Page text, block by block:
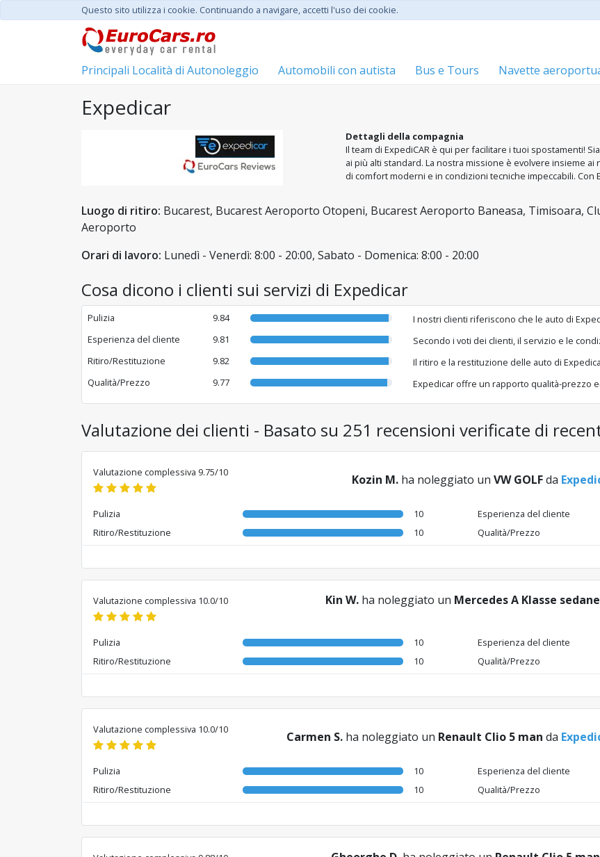
Questo sito utilizza i cookie. Continuando a navigare, accetti l'uso dei cookie.
Principali Località di Autonoleggio Automobili con autista Bus e Tours Navette
Expedicar
Dettagli della compagnia
Il team di ExpediCAR è qui per facilitare i tuoi spostamenti!
ai più alti standard. La nostra missione è evolvere insieme
di comfort moderni e in condizioni tecniche impeccabili. Con
Luogo di ritiro: Bucarest, Bucarest Aeroporto Otopeni, Bucarest Aeroporto Baneasa, Timisoara,
Aeroporto
Orari di lavoro: Lunedì - Venerdì: 8:00 - 20:00, Sabato - Domenica: 8:00 - 20:00
Cosa dicono i clienti sui servizi di Expedicar
Pulizia 9.84
I nostri clienti riferiscono che le auto di
Esperienza del cliente
9.81
Secondo i voti dei clienti, il servizio e le
Ritiro/Restituzione
9.82
Il ritiro e la restituzione delle auto di
Qualità/Prezzo
9.77 Expedicar offre un rapporto qualità-prezzo
Valutazione dei clienti - Basato su 251 recensioni verificate di
Valutazione complessiva 9.75/10 Kozin M. ha noleggiato un VW GOLFda
Pulizia 10 Esperienza del cliente
Ritiro/Restituzione
10 Qualità/Prezzo
Valutazione complessiva 10.0/10 Kin W. ha noleggiato un Mercedes A Klasse sedane
Pulizia 10 Esperienza del cliente
Ritiro/Restituzione
10 Qualità/Prezzo
Valutazione complessiva 10.0/10 Carmen S. ha noleggiato un Renault Clio 5 man da
Pulizia 10 Esperienza del cliente
Ritiro/Restituzione
10 Qualità/Prezzo